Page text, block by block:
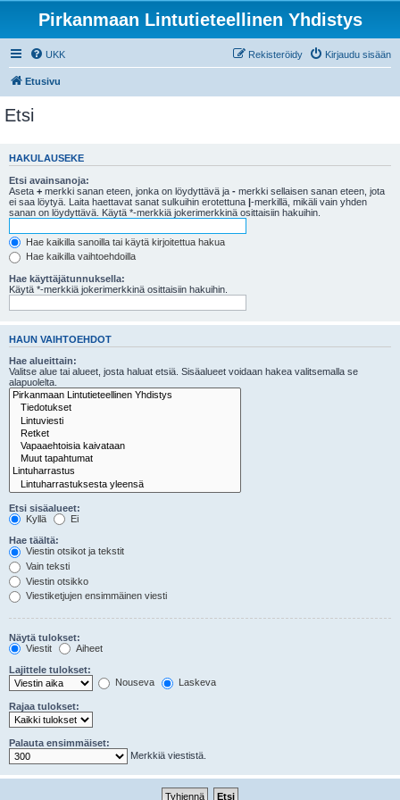
Pirkanmaan Lintutieteellinen Yhdistys
UKK Kirjaudu sisään
Rekisteröidy
Etusivu
Etsi
HAKULAUSEKE
Etsi avainsanoja:
Aseta + merkki sanan eteen, jonka on löydyttävä ja - merkki sellaisen sanan eteen, jota
ei saa löytyä. Laita haettavat sanat sulkuihin erotettuna |-merkillä, mikäli vain yhden
sanan on löydyttävä. Käytä *-merkkiä jokerimerkkinä osittaisiin hakuihin.
Hae kaikilla sanoilla tai käytä kirjoitettua hakua
Hae kaikilla vaihtoehdoilla
Hae käyttäjätunnuksella:
Käytä *-merkkiä jokerimerkkinä osittaisiin hakuihin.
HAUN VAIHTOEHDOT
Hae alueittain:
Valitse alue tai alueet, josta haluat etsiä. Sisäalueet voidaan hakea valitsemalla se
alapuolelta.
Etsi sisäalueet:
Kyllä
Ei
Hae täältä:
Viestin otsikot ja tekstit
Vain teksti
Viestin otsikko
Viestiketjujen ensimmäinen viesti
Näytä tulokset:
Viestit
Aiheet
Lajittele tulokset:
Nouseva
Laskeva
Rajaa tulokset:
Palauta ensimmäiset:
Merkkiä viestistä.